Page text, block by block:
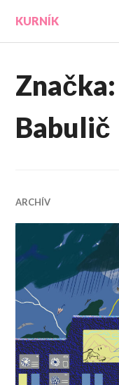
obsah
KURNÍK
Značka:
Babulič
ARCHÍV